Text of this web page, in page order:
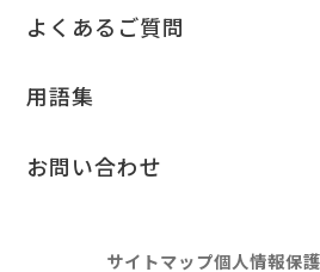
よくあるご質問
用語集
お問い合わせ
サイトマップ個人情報保